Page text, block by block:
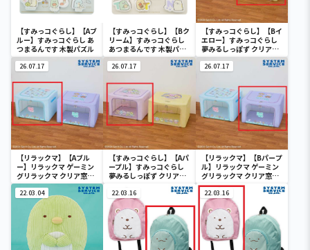
【すみっコぐらし】【Aブ
ルー】すみっコぐらし あ
つまるんです 木製パズル
【すみっコぐらし】【Bク
リーム】すみっコぐらし
あつまるんです 木製パズ
ル
【すみっコぐらし】【Bイ
エロー】すみっコぐらし
夢みるしっぽず クリア窓
付き収納ボックス
26.07.17
【リラックマ】【Aブル
ー】リラックマ ゲーミン
グリラックマ クリア窓付
き収納ボックス
26.07.17
【すみっコぐらし】【Aパ
ープル】すみっコぐらし
夢みるしっぽず クリア窓
26.07.17
【リラックマ】【Bパープ
ル】リラックマ ゲーミン
グリラックマ クリア窓付
き収納ボックス
22.03.04 22.03.16 22.03.16